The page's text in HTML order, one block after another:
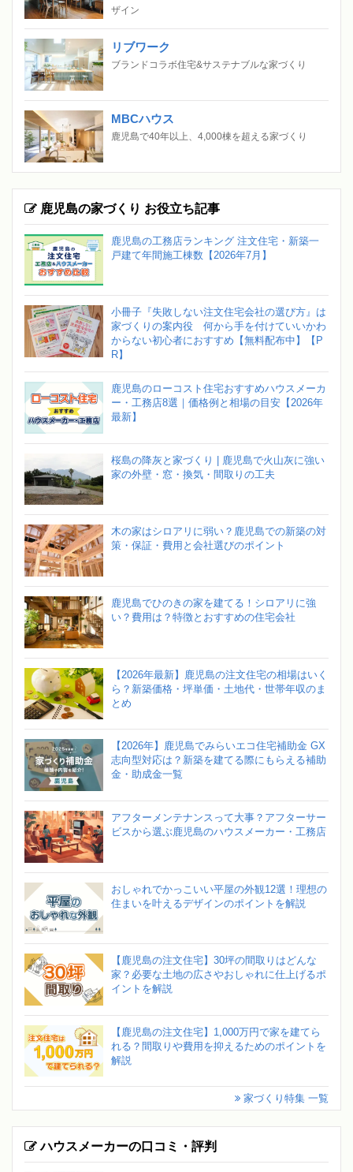
ザイン
リブワーク
ブランドコラボ住宅&サステナブルな家づくり
MBCハウス
鹿児島で40年以上、4,000棟を超える家づくり
鹿児島の家づくり お役立ち記事
鹿児島の工務店ランキング 注文住宅・新築一
戸建て年間施工棟数【2026年7月】
小冊子『失敗しない注文住宅会社の選び方』は
家づくりの案内役 何から手を付けていいかわ
からない初心者におすすめ【無料配布中】【P
R】
鹿児島のローコスト住宅おすすめハウスメーカ
ー・工務店8選｜価格例と相場の目安【2026年
最新】
桜島の降灰と家づくり | 鹿児島で火山灰に強い
家の外壁・窓・換気・間取りの工夫
木の家はシロアリに弱い？鹿児島での新築の対
策・保証・費用と会社選びのポイント
鹿児島でひのきの家を建てる！シロアリに強
い？費用は？特徴とおすすめの住宅会社
【2026年最新】鹿児島の注文住宅の相場はいく
ら？新築価格・坪単価・土地代・世帯年収のま
とめ
【2026年】鹿児島でみらいエコ住宅補助金 GX
志向型対応は？新築を建てる際にもらえる補助
金・助成金一覧
アフターメンテナンスって大事？アフターサー
ビスから選ぶ鹿児島のハウスメーカー・工務店
おしゃれでかっこいい平屋の外観12選！理想の
住まいを叶えるデザインのポイントを解説
【鹿児島の注文住宅】30坪の間取りはどんな
家？必要な土地の広さやおしゃれに仕上げるポ
イントを解説
【鹿児島の注文住宅】1,000万円で家を建てら
れる？間取りや費用を抑えるためのポイントを
解説
家づくり特集 一覧
ハウスメーカーの口コミ・評判